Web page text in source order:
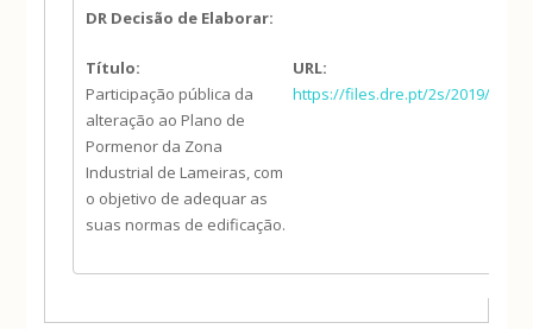
DR Decisão de Elaborar:
Título:
Participação pública da
alteração ao Plano de
Pormenor da Zona
Industrial de Lameiras, com
o objetivo de adequar as
suas normas de edificação.
URL:
https://files.dre.pt/2s/2019/10/